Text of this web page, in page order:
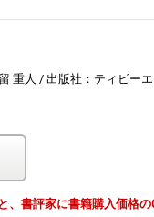
重人 出版社：ティビー
、書評家に書籍購入価格の